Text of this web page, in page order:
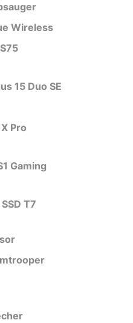
Wireless
15 Duo SE
Pro
Gaming
T7